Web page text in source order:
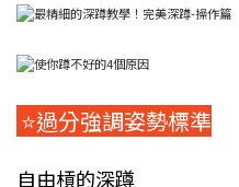
⭐️過分強調姿勢標準
自由槓的深蹲